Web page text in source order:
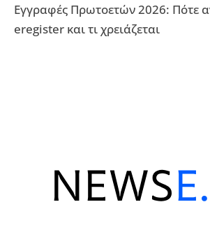
Εγγραφές Πρωτοετών 2026: Πότε
eregister και τι χρειάζεται